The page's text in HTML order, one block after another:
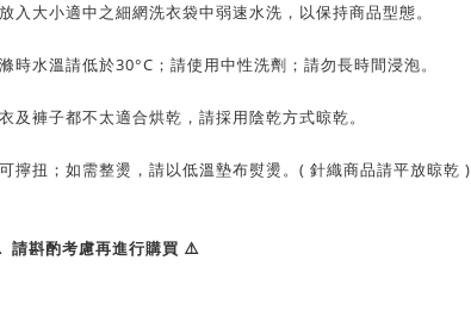
入大小適中之細網洗衣袋中弱速水洗，以保持商品型態。
時水溫請低於30°C；請使用中性洗劑；請勿長時間浸泡。
及褲子都不太適合烘乾，請採用陰乾方式晾乾。
擰扭；如需整燙，請以低溫墊布熨燙。( 針織商品請平放晾乾 )
斟酌考慮再進行購買 ⚠️